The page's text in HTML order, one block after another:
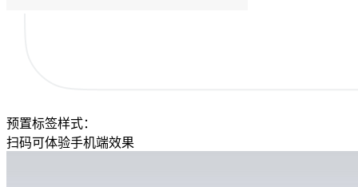
预置标签样式：
扫码可体验手机端效果